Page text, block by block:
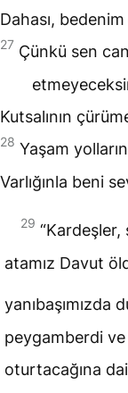
Dahası,
27 Çünkü sen
Kutsalının
28 Yaşam
Varlığınla beni
29 “Kardeşler,
atamız Davut
yanıbaşımızda
peygamberdi
oturtacağına